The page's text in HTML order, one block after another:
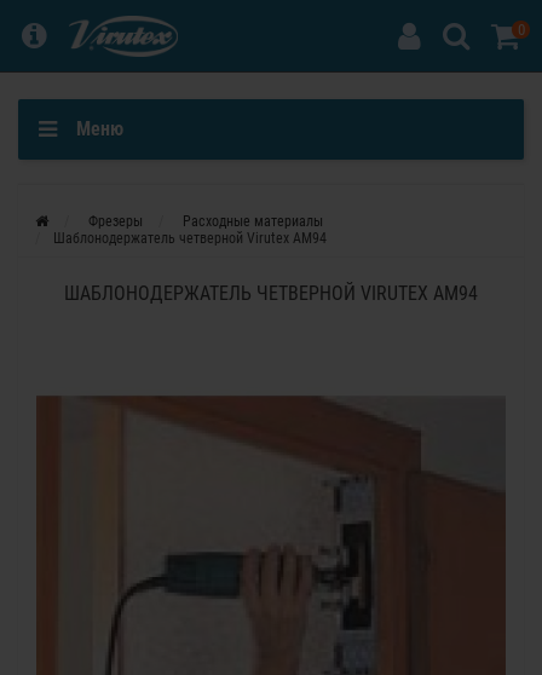
0
Меню
Фрезеры
Расходные материалы
Шаблонодержатель четверной Virutex AM94
ШАБЛОНОДЕРЖАТЕЛЬ ЧЕТВЕРНОЙ VIRUTEX AM94